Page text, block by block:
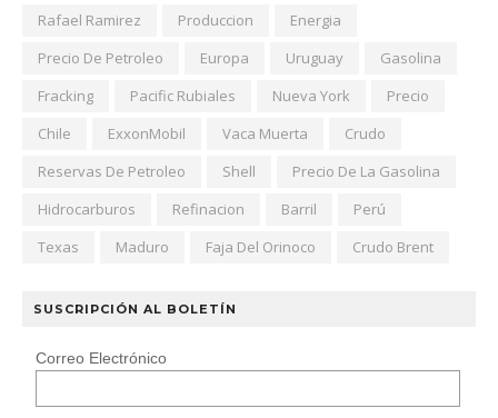
Rafael Ramirez
Produccion
Energia
Precio De Petroleo
Europa Uruguay
Gasolina
Fracking
Pacific Rubiales Nueva York
Precio
Chile
ExxonMobil Vaca Muerta
Crudo
Reservas De Petroleo
Shell
Precio De La Gasolina
Hidrocarburos
Refinacion Barril
Perú
Texas
Maduro Faja Del Orinoco Crudo Brent
SUSCRIPCIÓN AL BOLETÍN
Correo Electrónico